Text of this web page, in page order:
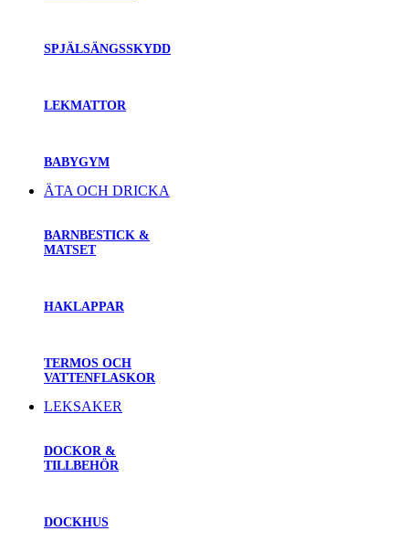
SPJÄLSÄNGSSKYDD
LEKMATTOR
BABYGYM
ÄTA OCH DRICKA
BARNBESTICK &
MATSET
HAKLAPPAR
TERMOS OCH
VATTENFLASKOR
LEKSAKER
DOCKOR &
TILLBEHÖR
DOCKHUS